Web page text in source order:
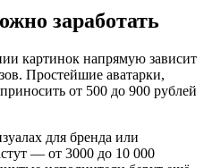
заработать
картинок напрямую зависит
Простейшие аватарки,
от 500 до 900 рублей
для бренда или
— от 3000 до 10 000